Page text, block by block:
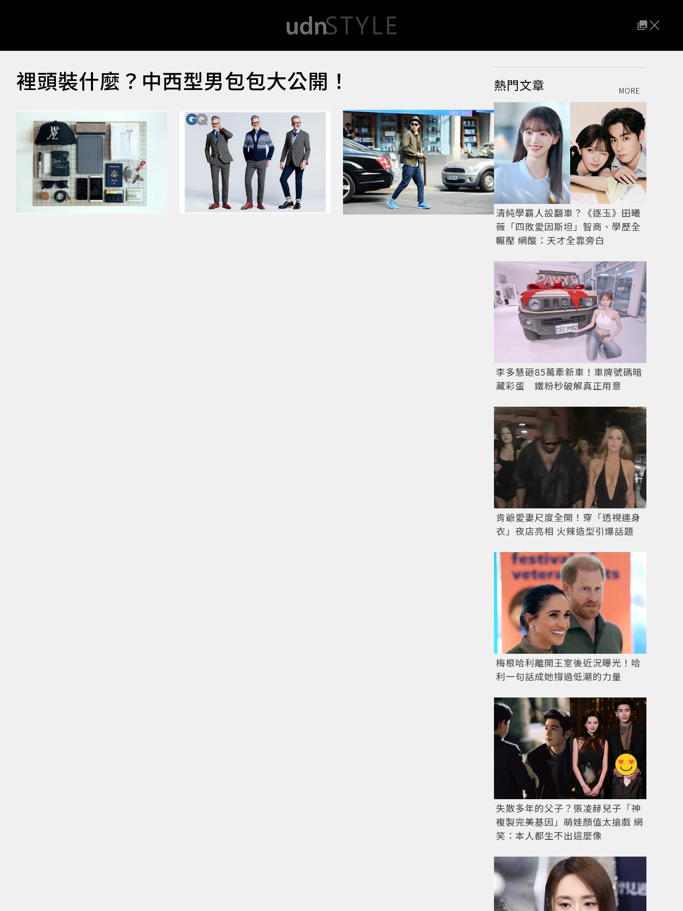
裡頭裝什麼？中西型男包包大公開！ 熱門文章 MORE
清純學霸人設翻車？《逐玉》田曦
薇「四敗愛因斯坦」智商、學歷全
輾壓 網酸：天才全靠旁白
李多慧砸85萬牽新車！車牌號碼暗
藏彩蛋 鐵粉秒破解真正用意
肯爺愛妻尺度全開！穿「透視連身
衣」夜店亮相 火辣造型引爆話題
梅根哈利離開王室後近況曝光！哈
利一句話成她撐過低潮的力量
失散多年的父子？張凌赫兒子「神
複製完美基因」萌娃顏值太搶戲 網
笑：本人都生不出這麼像